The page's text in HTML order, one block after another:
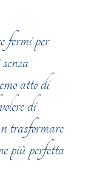
fermi per
atto di
di
trasformare
più perfetta